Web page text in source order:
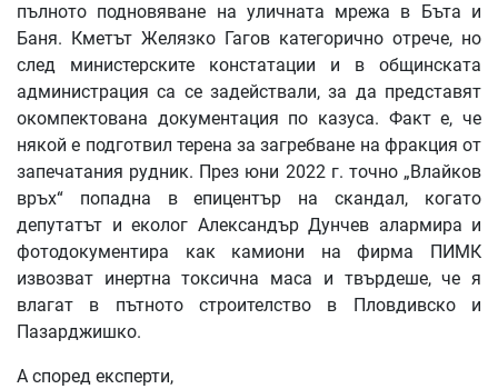
пълното подновяване на уличната мрежа в Бъта и
Баня. Кметът Желязко Гагов категорично отрече, но
след министерските констатации и в общинската
администрация са се задействали, за да представят
окомпектована документация по казуса. Факт е, че
някой е подготвил терена за загребване на фракция от
запечатания рудник. През юни 2022 г. точно „Влайков
връх“ попадна в епицентър на скандал, когато
депутатът и еколог Александър Дунчев алармира и
фотодокументира как камиони на фирма ПИМК
извозват инертна токсична маса и твърдеше, че я
влагат в пътното строителство в Пловдивско и
Пазарджишко.
А според експерти,